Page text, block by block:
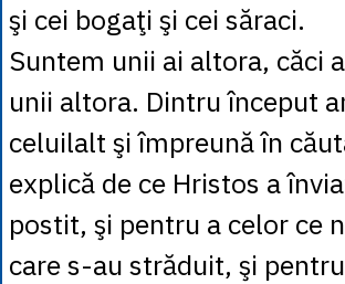
şi cei bogaţi şi cei săraci.
Suntem unii ai altora, căci
unii altora. Dintru început
celuilalt şi împreună în
explică de ce Hristos a
postit, şi pentru a celor ce
care s-au străduit, şi